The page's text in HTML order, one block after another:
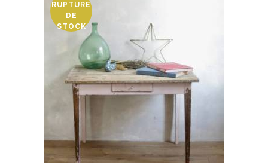
RUPTURE
DE
STOCK